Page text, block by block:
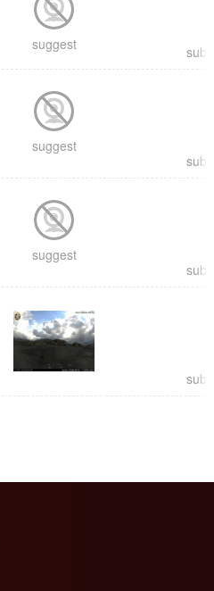
suggest
suggest
suggest